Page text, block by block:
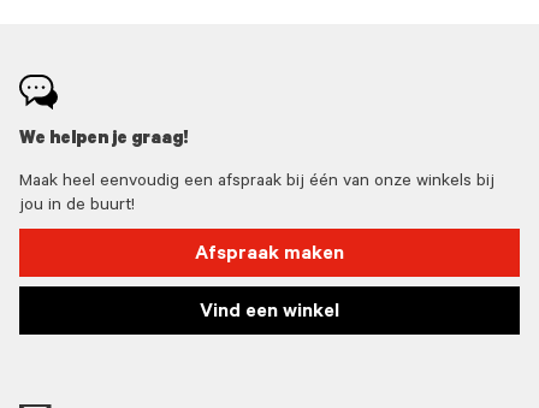
We helpen je graag!
Maak heel eenvoudig een afspraak bij één van onze winkels bij
jou in de buurt!
Afspraak maken
Vind een winkel